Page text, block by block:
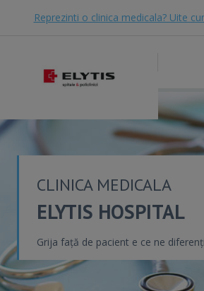
Reprezinti o clinica medicala? Uite
CLINICA MEDICALA
ELYTIS HOSPITAL
Grija față de pacient e ce ne